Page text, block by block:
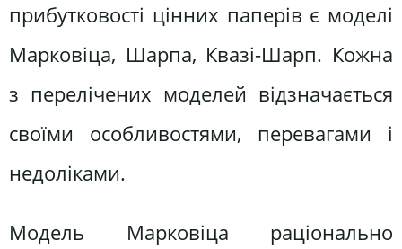
прибутковості цінних паперів є моделі
Марковіца, Шарпа, Квазі-Шарп. Кожна
з перелічених моделей відзначається
своїми особливостями, перевагами і
недоліками.
Модель Марковіца раціонально